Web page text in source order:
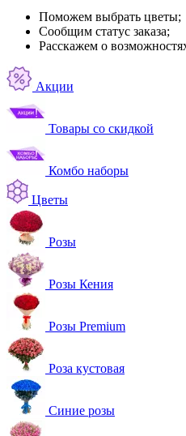
Поможем выбрать цветы;
Сообщим статус заказа;
Расскажем о
Акции
Товары со скидкой
Комбо наборы
Цветы
Розы
Розы Кения
Розы Premium
Роза кустовая
Синие розы